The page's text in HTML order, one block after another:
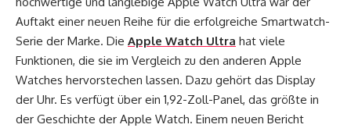
Auftakt einer neuen Reihe für die erfolgreiche Smartwatch-
Serie der Marke. Die Apple Watch Ultra hat viele
Funktionen, die sie im Vergleich zu den anderen Apple
Watches hervorstechen lassen. Dazu gehört das Display
der Uhr. Es verfügt über ein 1,92-Zoll-Panel, das größte in
der Geschichte der Apple Watch. Einem neuen Bericht